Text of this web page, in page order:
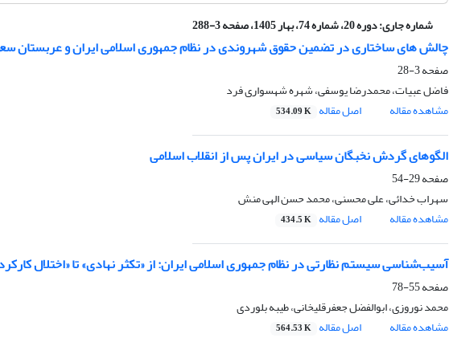
شماره جاری:دوره 20، شماره 74، بهار 1405، صفحه 3-288
چالش های ساختاری در تضمین حقوق شهروندی در نظام جمهوری اسلامی ایران و عربستان
صفحه3-28
فاضل عبیات، محمدرضا یوسفی، شهره شهسواری فرد
مشاهده مقاله
اصل مقاله 534.09 K
الگوهای گردش نخبگان سیاسی در ایران پس از انقلاب اسلامی
صفحه29-54
سهراب خدائی، علی محسنی، محمد حسن الهی منش
مشاهده مقاله
اصل مقاله 434.5 K
آسیب‌شناسی سیستم نظارتی در نظام جمهوری اسلامی ایران: از «تکثر نهادی» تا «اختلال
صفحه55-78
محمد نوروزی، ابوالفضل جعفرقلیخانی، طیبه بلوردی
مشاهده مقاله
اصل مقاله 564.53 K